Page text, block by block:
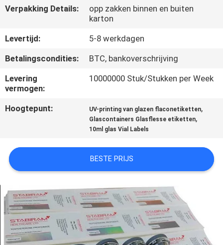
GEVALLEN
SITEMAP
PRIVACY
Verpakking Details:
opp zakken binnen en buiten
karton
Levertijd:
5-8 werkdagen
Betalingscondities:
BTC, bankoverschrijving
Levering
vermogen:
10000000 Stuk/Stukken per Week
Hoogtepunt: UV-printing van glazen flaconetiketten,
Glascontainers Glasflesse etiketten,
10ml glas Vial Labels
BESTE PRIJS